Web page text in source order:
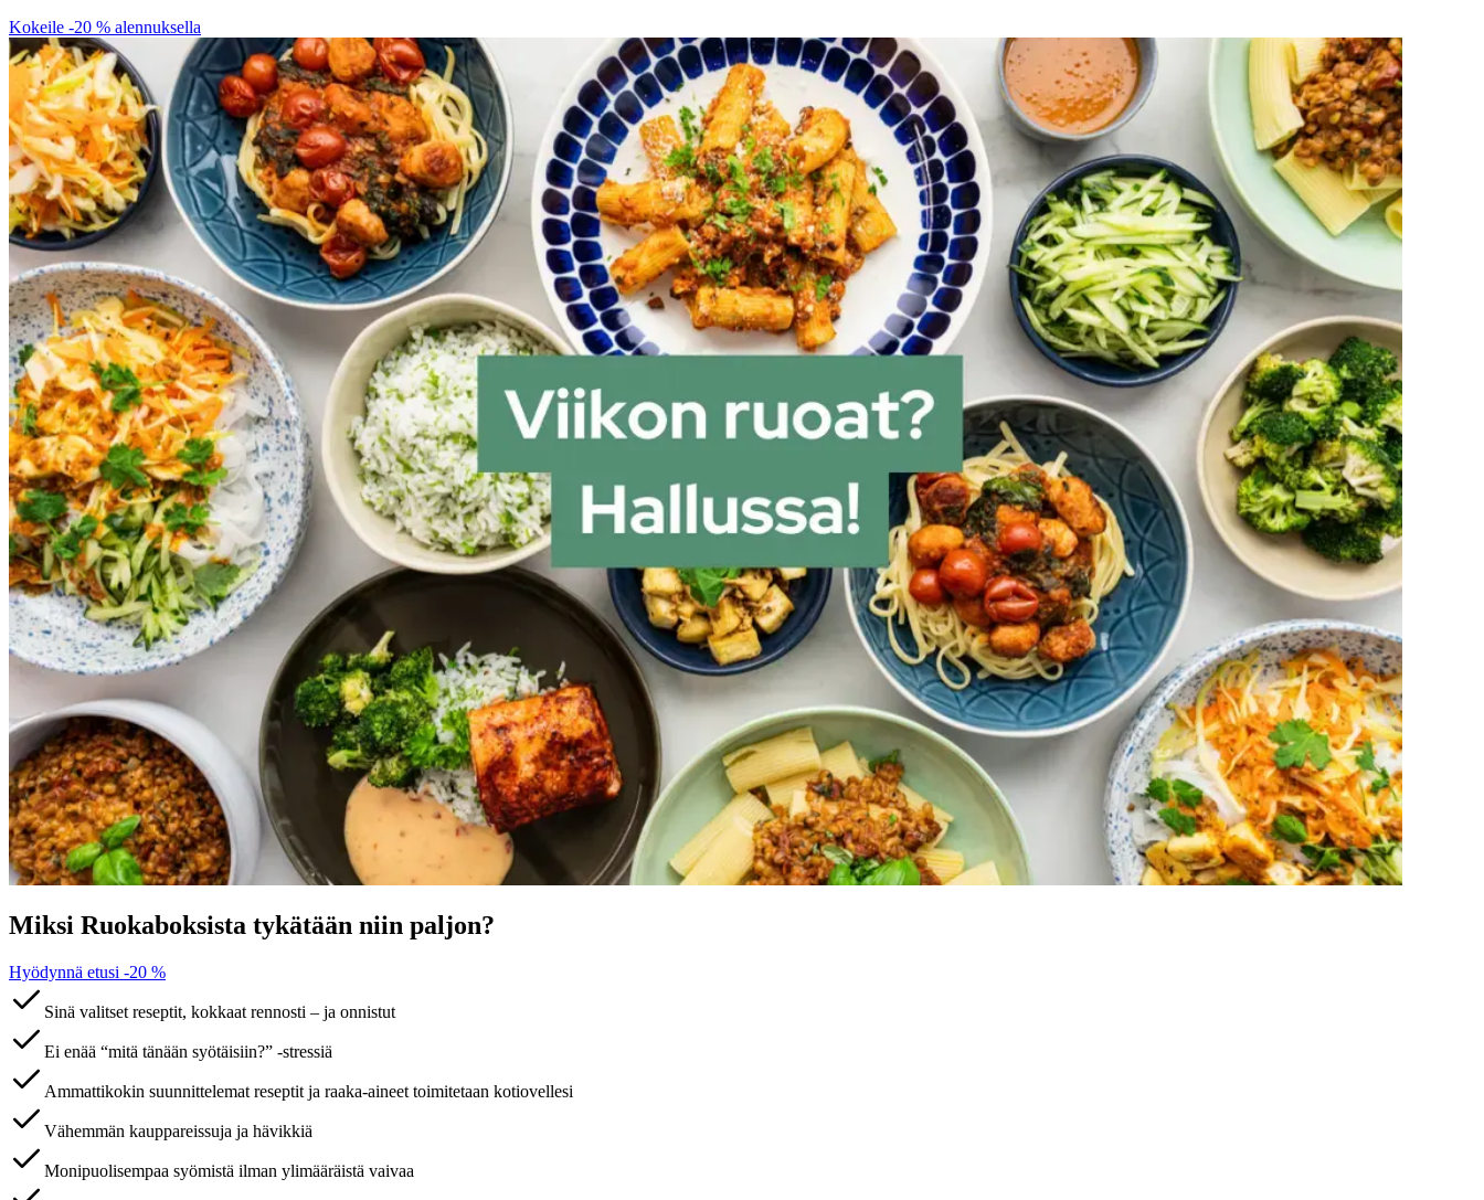
Kokeile -20 % alennuksella
Miksi Ruokaboksista tykätään niin paljon?
Hyödynnä etusi -20 %
Sinä valitset reseptit, kokkaat rennosti – ja onnistut
Ei enää “mitä tänään syötäisiin?” -stressiä
Ammattikokin suunnittelemat reseptit ja raaka-aineet toimitetaan kotiovellesi
Vähemmän kauppareissuja ja hävikkiä
Monipuolisempaa syömistä ilman ylimääräistä vaivaa